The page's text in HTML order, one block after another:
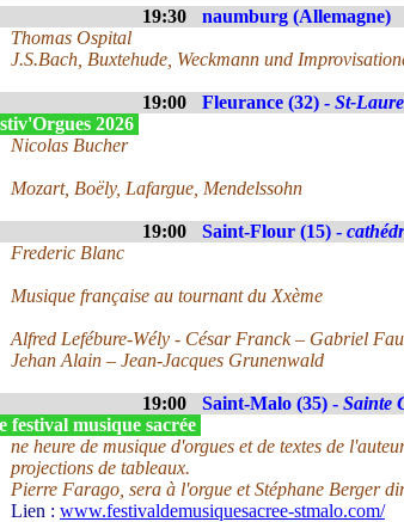
19:30 naumburg (Allemagne)
Thomas Ospital
J.S.Bach, Buxtehude, Weckmann und
19:00 Fleurance (32) - St-
2026
Nicolas Bucher
Mozart, Boëly, Lafargue, Mendelssohn
19:00 Saint-Flour (15) -
Frederic Blanc
Musique française au tournant du Xxème
Alfred Lefébure-Wély - César Franck – Gabriel
Jehan Alain – Jean-Jacques Grunenwald
19:00 Saint-Malo (35) - Sainte
festival musique sacrée
ne heure de musique d'orgues et de textes de
projections de tableaux.
Pierre Farago, sera à l'orgue et Stéphane Berger
Lien : www.festivaldemusiquesacree-stmalo.com/